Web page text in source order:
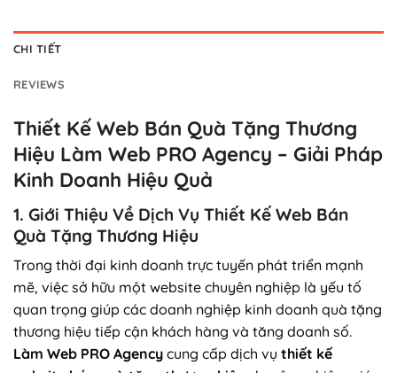
CHI TIẾT
REVIEWS
Thiết Kế Web Bán Quà Tặng Thương
Hiệu Làm Web PRO Agency – Giải Pháp
Kinh Doanh Hiệu Quả
1. Giới Thiệu Về Dịch Vụ Thiết Kế Web Bán
Quà Tặng Thương Hiệu
Trong thời đại kinh doanh trực tuyến phát triển mạnh
mẽ, việc sở hữu một website chuyên nghiệp là yếu tố
quan trọng giúp các doanh nghiệp kinh doanh quà tặng
thương hiệu tiếp cận khách hàng và tăng doanh số.
Làm Web PRO Agency cung cấp dịch vụ thiết kế